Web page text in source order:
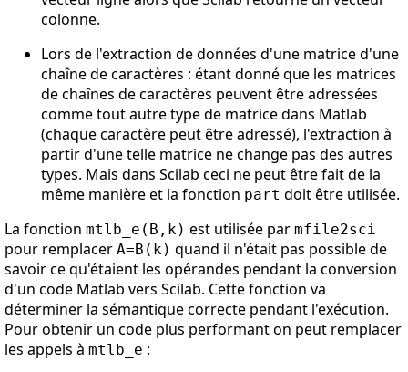
colonne.
Lors de l'extraction de données d'une matrice d'une
chaîne de caractères : étant donné que les matrices
de chaînes de caractères peuvent être adressées
comme tout autre type de matrice dans Matlab
(chaque caractère peut être adressé), l'extraction à
partir d'une telle matrice ne change pas des autres
types. Mais dans Scilab ceci ne peut être fait de la
même manière et la fonction part doit être utilisée.
La fonction mtlb_e(B,k) est utilisée par mfile2sci
pour remplacer A=B(k) quand il n'était pas possible de
savoir ce qu'étaient les opérandes pendant la conversion
d'un code Matlab vers Scilab. Cette fonction va
déterminer la sémantique correcte pendant l'exécution.
Pour obtenir un code plus performant on peut remplacer
les appels à mtlb_e :